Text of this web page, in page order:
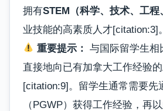
拥有STEM（科学、技术、工程
业技能的高素质人才[citation:3]。
重要提示： 与国际留学生相
直接地向已有加拿大工作经验
[citation:9]。留学生通常需要先
（PGWP）获得工作经验，再